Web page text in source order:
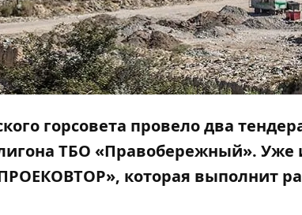
горсовета провело два
ТБО «Правобережный». Уже
которая выполнит